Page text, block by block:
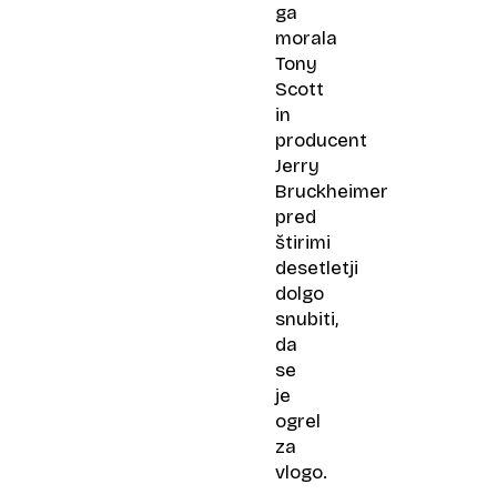
ga
morala
Tony
Scott
in
producent
Jerry
Bruckheimer
pred
štirimi
desetletji
dolgo
snubiti,
da
se
je
ogrel
za
vlogo.